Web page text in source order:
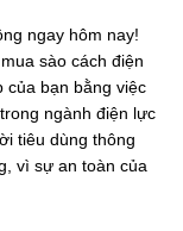
ngay hôm nay!
sào cách điện
của bạn bằng việc
ngành điện lực
tiêu dùng thông
vì sự an toàn của